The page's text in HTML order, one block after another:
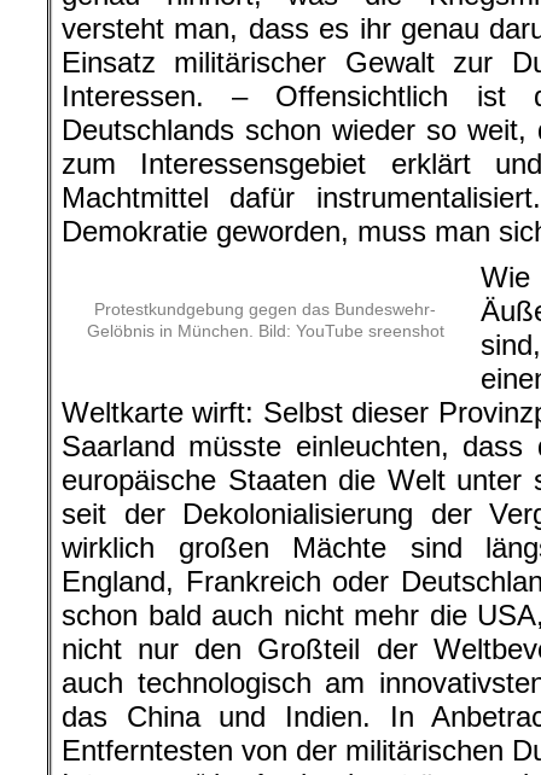
versteht man, dass es ihr genau
Einsatz militärischer Gewalt zur
Interessen. – Offensichtlich ist
Deutschlands schon wieder so
zum Interessensgebiet erklärt
Machtmittel dafür
Demokratie geworden, muss man
Protestkundgebung gegen das Bundeswehr-
Gelöbnis in München. Bild: YouTube sreenshot
Weltkarte wirft: Selbst dieser
Saarland müsste einleuchten,
europäische Staaten die Welt unter
seit der Dekolonialisierung der
wirklich großen Mächte sind
England, Frankreich oder
schon bald auch nicht mehr die
nicht nur den Großteil der
auch technologisch am
das China und Indien. In
Entferntesten von der militärischen